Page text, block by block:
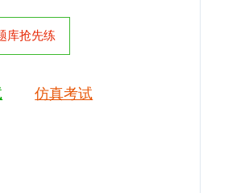
库抢先练
仿真考试